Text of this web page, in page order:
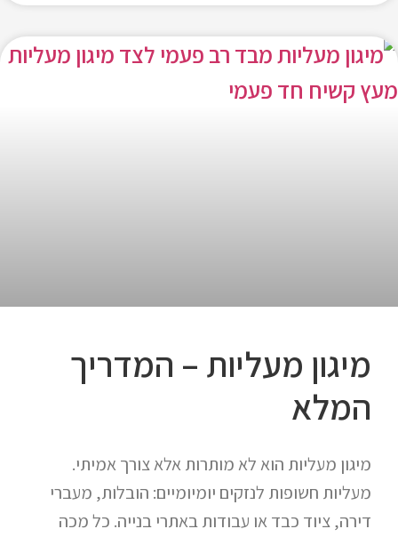
מיגון מעליות – המדריך
המלא
מיגון מעליות הוא לא מותרות אלא צורך אמיתי.
מעליות חשופות לנזקים יומיומיים: הובלות, מעברי
דירה, ציוד כבד או עבודות באתרי בנייה. כל מכה